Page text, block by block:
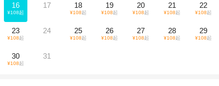
16
¥108起
17 18
¥108起
19
¥108起
20
¥108起
21
¥108起
22
¥108起
23
¥108起
24 25
¥108起
26
¥108起
27
¥108起
28
¥108起
29
¥108起
30
¥108起
31